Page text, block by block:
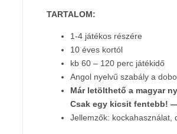
TARTALOM:
1-4 játékos részére
10 éves kortól
kb 60 – 120 perc játékidő
Angol nyelvű szabály a
Már letölthető a magyar
Csak egy kicsit fentebb!
Jellemzők: kockahasználat,